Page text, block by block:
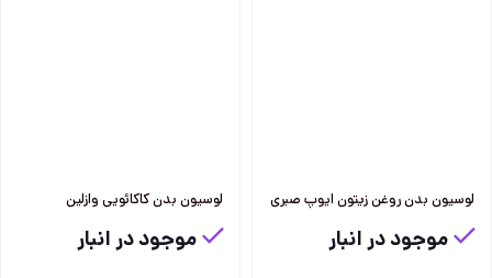
لوسیون بدن روغن زیتون ایوپ صبری
موجود در انبار
لوسیون بدن کاکائویی وازلین
موجود در انبار